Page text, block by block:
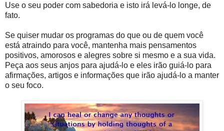
Use o seu poder com sabedoria e isto irá levá-lo longe, de
fato.
Se quiser mudar os programas do que ou de quem você
está atraindo para você, mantenha mais pensamentos
positivos, amorosos e alegres sobre si mesmo e a sua vida.
Peça aos seus anjos para ajudá-lo e eles irão guiá-lo para
afirmações, artigos e informações que irão ajudá-lo a manter
o seu foco.